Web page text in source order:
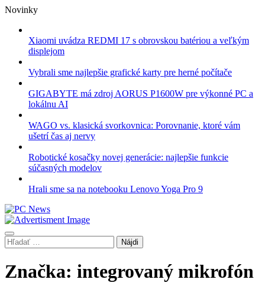
Skip
content
Novinky
Xiaomi uvádza REDMI 17 s obrovskou batériou a veľkým
displejom
Vybrali sme najlepšie grafické karty pre herné počítače
GIGABYTE má zdroj AORUS P1600W pre výkonné PC a
lokálnu AI
WAGO vs. klasická svorkovnica: Porovnanie, ktoré vám
ušetrí čas aj nervy
Robotické kosačky novej generácie: najlepšie funkcie
súčasných modelov
Hrali sme sa na notebooku Lenovo Yoga Pro 9
Hľadať:
Značka: integrovaný mikrofón